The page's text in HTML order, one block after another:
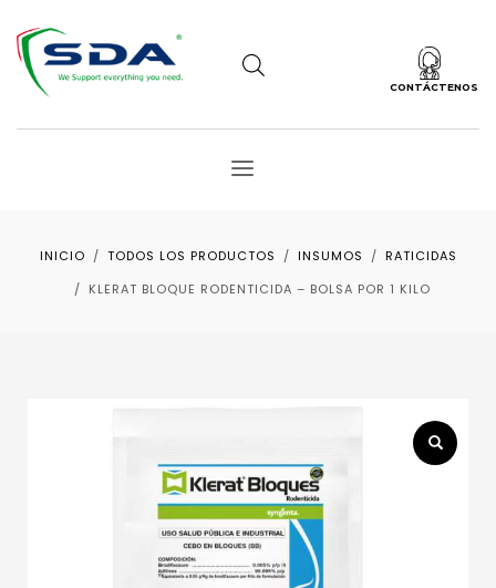
CONTÁCTENOS
INICIO TODOS LOS PRODUCTOS INSUMOS
RATICIDAS
KLERAT BLOQUE RODENTICIDA – BOLSA POR 1 KILO